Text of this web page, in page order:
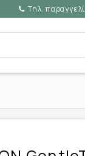
Τηλ.